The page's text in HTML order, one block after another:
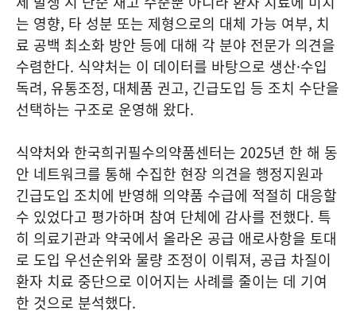
는 영향, 타 성분 또는 제형으로의 대체 가능 여부, 치
료 공백 최소화 방안 등에 대해 각 분야 전문가 의견을
수렴한다. 식약처는 이 데이터를 바탕으로 생산·수입
독려, 유통조정, 대체품 권고, 긴급도입 등 조치 수단을
선택하는 구조로 운영해 왔다.
식약처와 한국희귀필수의약품센터는 2025년 한 해 동
안 네트워크를 통해 수집한 현장 의견을 행정지원과
긴급도입 조치에 반영해 의약품 수급에 적절히 대응할
수 있었다고 평가하며 참여 단체에 감사를 전했다. 특
히 의료기관과 약국에서 올라온 공급 애로사항을 토대
로 도입 우선순위와 물량 조정이 이뤄져, 공급 차질이
환자 치료 중단으로 이어지는 사례를 줄이는 데 기여
한 것으로 분석했다.